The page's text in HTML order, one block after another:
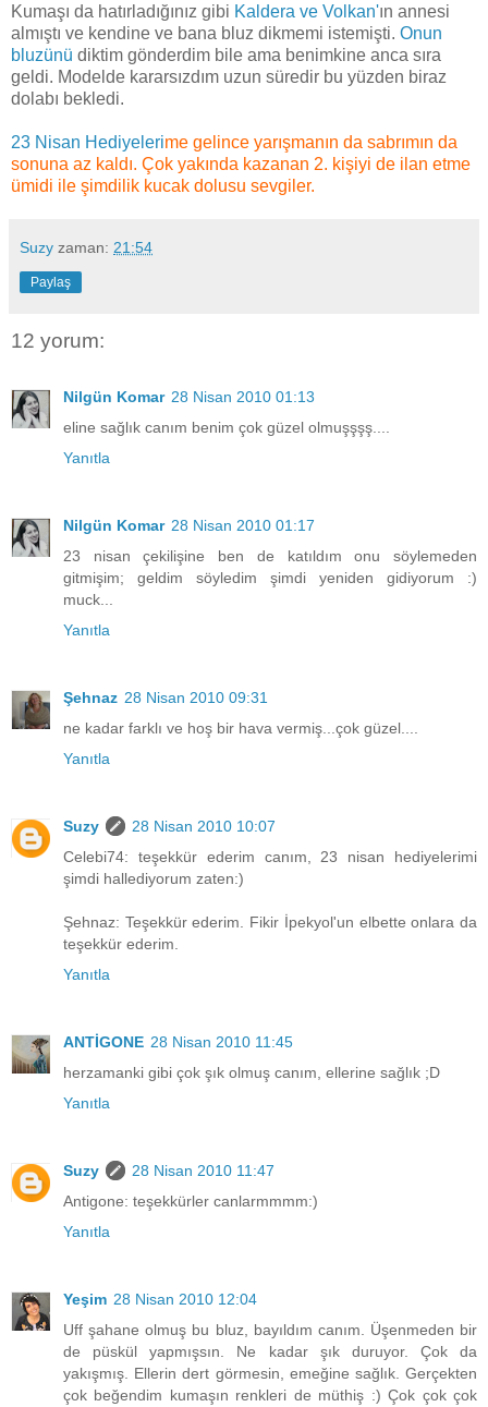
Kumaşı da hatırladığınız gibi Kaldera ve Volkan'ın annesi
almıştı ve kendine ve bana bluz dikmemi istemişti. Onun
bluzünü diktim gönderdim bile ama benimkine anca sıra
geldi. Modelde kararsızdım uzun süredir bu yüzden biraz
dolabı bekledi.
23 Nisan Hediyelerime gelince yarışmanın da sabrımın da
sonuna az kaldı. Çok yakında kazanan 2. kişiyi de ilan etme
ümidi ile şimdilik kucak dolusu sevgiler.
Suzy zaman: 21:54
Paylaş
12 yorum:
Nilgün Komar 28 Nisan 2010 01:13
eline sağlık canım benim çok güzel olmuşşşş....
Yanıtla
Nilgün Komar 28 Nisan 2010 01:17
23 nisan çekilişine ben de katıldım onu söylemeden
gitmişim; geldim söyledim şimdi yeniden gidiyorum :)
muck...
Yanıtla
Şehnaz 28 Nisan 2010 09:31
ne kadar farklı ve hoş bir hava vermiş...çok güzel....
Yanıtla
Suzy
28 Nisan 2010 10:07
Celebi74: teşekkür ederim canım, 23 nisan hediyelerimi
şimdi hallediyorum zaten:)
Şehnaz: Teşekkür ederim. Fikir İpekyol'un elbette onlara da
teşekkür ederim.
Yanıtla
ANTİGONE 28 Nisan 2010 11:45
herzamanki gibi çok şık olmuş canım, ellerine sağlık ;D
Yanıtla
Suzy
28 Nisan 2010 11:47
Antigone: teşekkürler canlarmmmm:)
Yanıtla
Yeşim 28 Nisan 2010 12:04
Uff şahane olmuş bu bluz, bayıldım canım. Üşenmeden bir
de püskül yapmışsın. Ne kadar şık duruyor. Çok da
yakışmış. Ellerin dert görmesin, emeğine sağlık. Gerçekten
çok beğendim kumaşın renkleri de müthiş :) Çok çok çok